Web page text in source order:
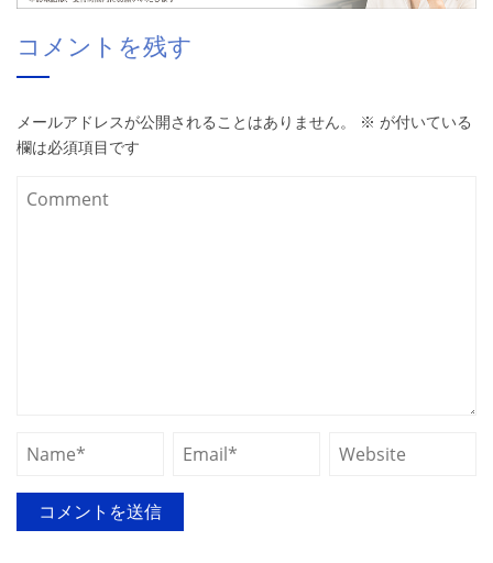
コメントを残す
メールアドレスが公開されることはありません。 ※ が付いている
欄は必須項目です